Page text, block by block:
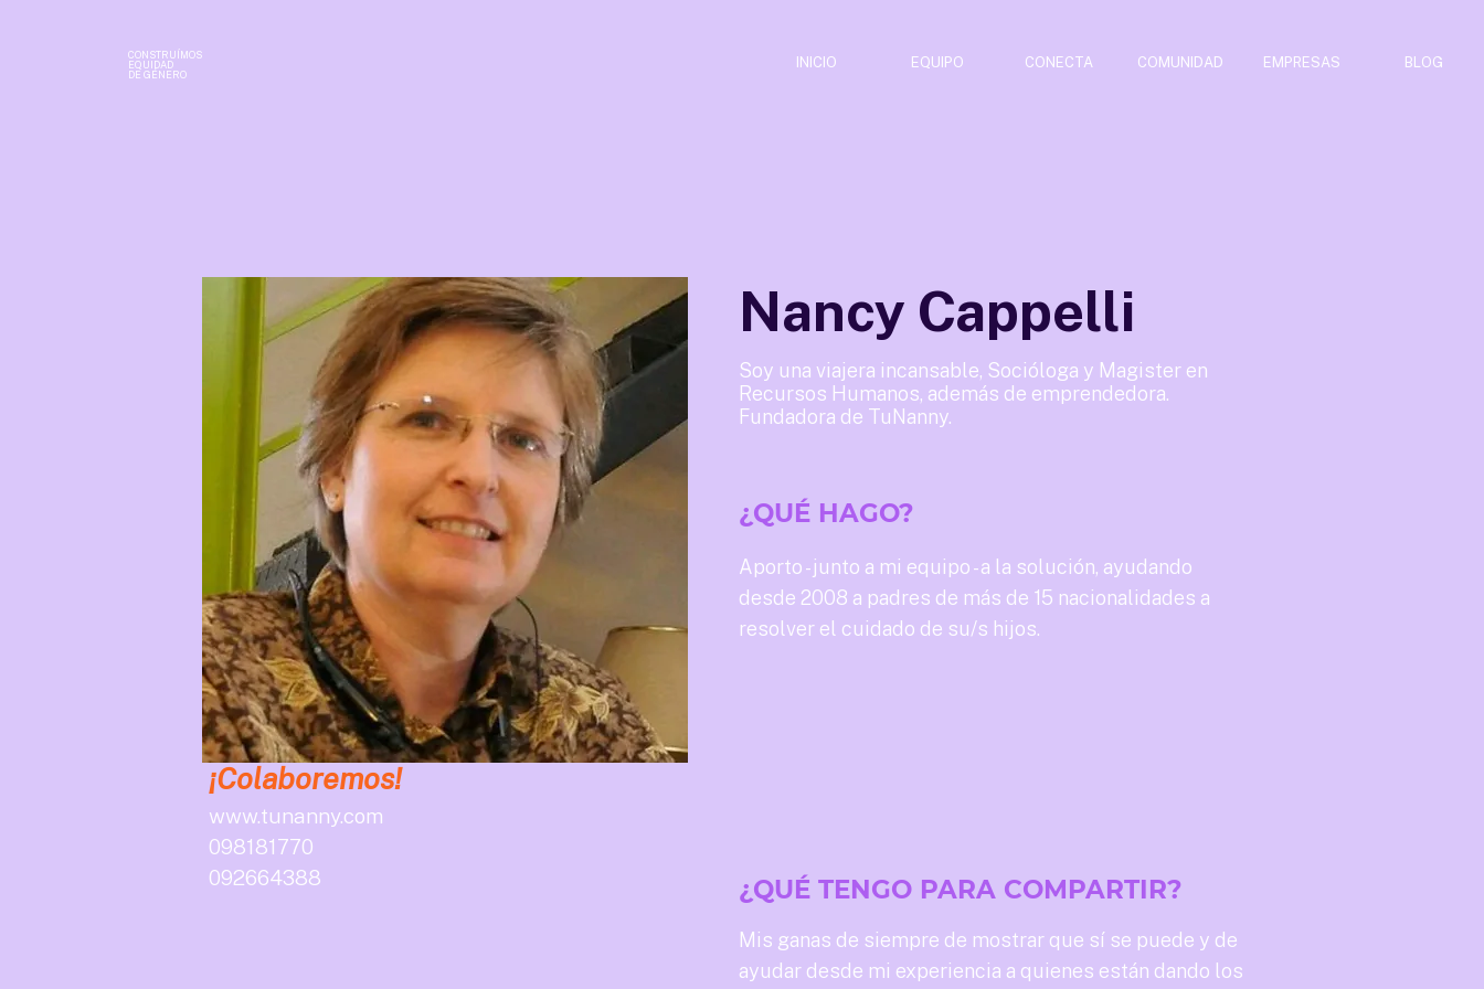
INICIO EQUIPO CONECTA COMUNIDAD EMPRESAS BLOG
CONSTRUÍMOS
EQUIDAD
DE GÉNERO
¡Colaboremos!
www.tunanny.com
098181770
092664388
Nancy Cappelli
Soy una viajera incansable, Socióloga y Magister en
Recursos Humanos, además de emprendedora.
Fundadora de TuNanny.
¿QUÉ HAGO?
Aporto - junto a mi equipo - a la solución, ayudando
desde 2008 a padres de más de 15 nacionalidades a
resolver el cuidado de su/s hijos.
¿QUÉ TENGO PARA COMPARTIR?
Mis ganas de siempre de mostrar que sí se puede y de
ayudar desde mi experiencia a quienes están dando los